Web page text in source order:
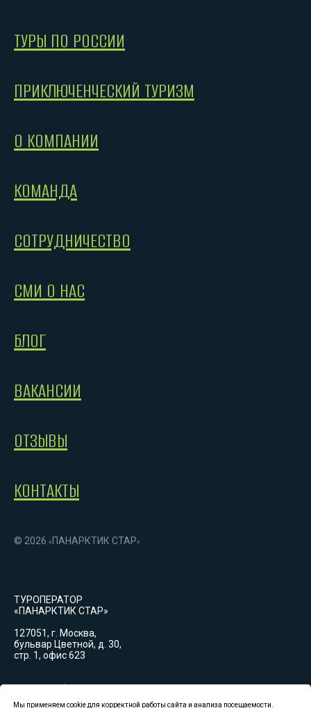
ТУРЫ ПО РОССИИ
ПРИКЛЮЧЕНЧЕСКИЙ ТУРИЗМ
О КОМПАНИИ
КОМАНДА
СОТРУДНИЧЕСТВО
СМИ О НАС
БЛОГ
ВАКАНСИИ
ОТЗЫВЫ
КОНТАКТЫ
© 2026 « ПАНАРКТИК СТАР»
ТУРОПЕРАТОР
«ПАНАРКТИК СТАР»
127051, г. Москва,
бульвар Цветной, д. 30,
стр. 1, офис 623
Пн-Вс: 09:00-18:00
(GMT+3)
Мы применяем cookie для корректной работы сайта и анализа посещаемости.